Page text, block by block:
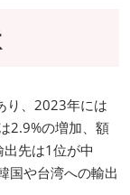
り、2023年には
2.9%の増加、額
先は1位が中
国や台湾への輸出